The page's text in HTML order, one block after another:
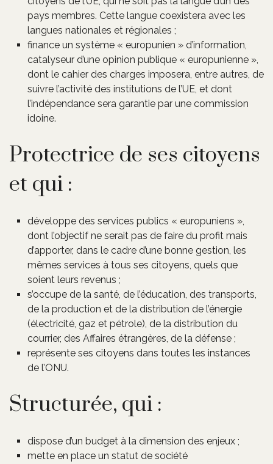
pays membres. Cette langue coexistera avec les
langues nationales et régionales ;
finance un système « europunien » d’information,
catalyseur d’une opinion publique « europunienne »,
dont le cahier des charges imposera, entre autres, de
suivre l’activité des institutions de l’UE, et dont
l’indépendance sera garantie par une commission
idoine.
Protectrice de ses citoyens
et qui :
développe des services publics « europuniens »,
dont l’objectif ne serait pas de faire du profit mais
d’apporter, dans le cadre d’une bonne gestion, les
mêmes services à tous ses citoyens, quels que
soient leurs revenus ;
s’occupe de la santé, de l’éducation, des transports,
de la production et de la distribution de l’énergie
(électricité, gaz et pétrole), de la distribution du
courrier, des Affaires étrangères, de la défense ;
représente ses citoyens dans toutes les instances
de l’ONU.
Structurée, qui :
dispose d’un budget à la dimension des enjeux ;
mette en place un statut de société